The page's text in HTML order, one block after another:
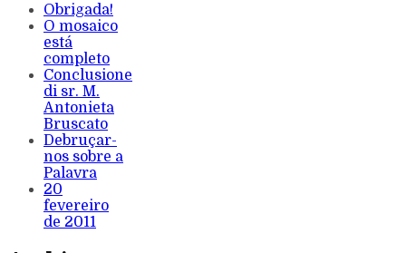
Obrigada!
O mosaico
está
completo
Conclusione
di sr. M.
Antonieta
Bruscato
Debruçar-
nos sobre a
Palavra
20
fevereiro
de 2011